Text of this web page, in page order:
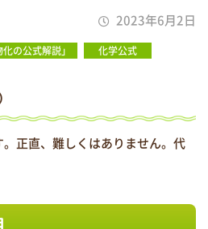
2023年6月2日
の公式解説」 化学公式
正直、難しくはありません。代